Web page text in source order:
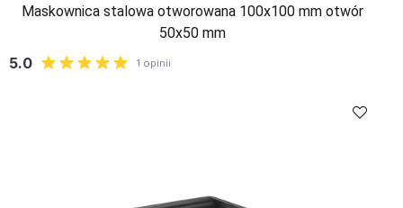
Maskownica stalowa otworowana 100x100 mm otwór
50x50 mm